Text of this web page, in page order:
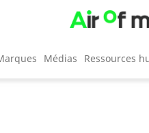
Médias Ressources